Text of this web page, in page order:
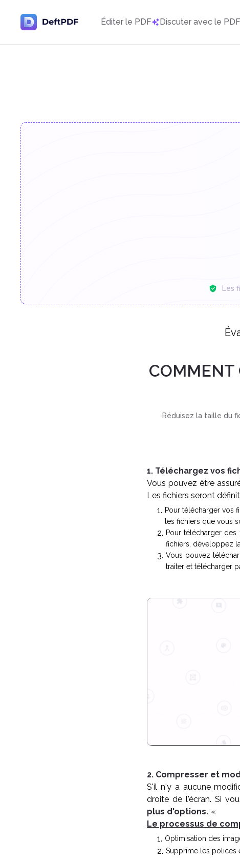
Éditer le PDF Discuter avec le PDF
Les
COMMENT
Réduisez la taille du
1. Téléchargez vos
Vous pouvez être
Les fichiers seront
Pour télécharger vos
les fichiers que vous
Pour télécharger
fichiers, développez
Vous pouvez
traiter et télécharger
2. Compresser et
S'il n'y a aucune
droite de l'écran. Si
plus d'options. «
Le processus de
Optimisation des
Supprime les polices